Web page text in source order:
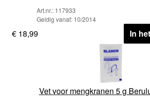
Art.nr.: 117933
Geldig vanaf: 10/2014
€ 18,99 In
Vet voor mengkranen 5 g